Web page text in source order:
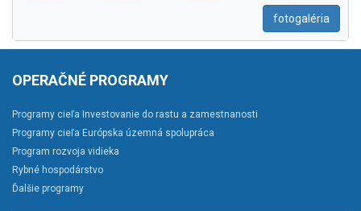
fotogaléria
OPERAČNÉ PROGRAMY
Programy cieľa Investovanie do rastu a zamestnanosti
Programy cieľa Európska územná spolupráca
Program rozvoja vidieka
Rybné hospodárstvo
Ďalšie programy